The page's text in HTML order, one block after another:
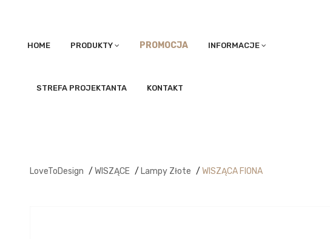
HOME PRODUKTY PROMOCJA INFORMACJE
STREFA PROJEKTANTA KONTAKT
LoveToDesign / WISZĄCE / Lampy Złote / WISZĄCA FIONA